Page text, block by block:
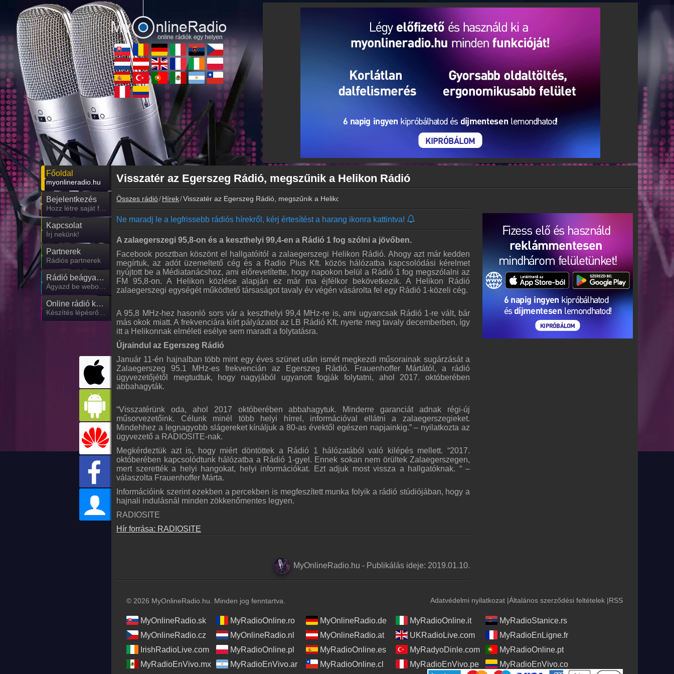
Főoldal
myonlineradio.hu
Bejelentkezés
Kapcsolat
Írj nekünk!
Partnerek
Rádiós partnerek
Rádió beágyazás
Online rádió készítés
Visszatér az Egerszeg Rádió, megszűnik a Helikon Rádió
Összes rádió Hírek Visszatér az Egerszeg Rádió, megszűnik a Helikon Rádió
Ne maradj le a legfrissebb rádiós hírekről, kérj értesítést a harang ikonra kattintva!
A zalaegerszegi 95,8-on és a keszthelyi 99,4-en a Rádió 1 fog szólni a jövőben.
Facebook posztban köszönt el hallgatóitól a zalaegerszegi Helikon Rádió. Ahogy azt már kedden
megírtuk, az adót üzemeltető cég és a Radio Plus Kft. közös hálózatba kapcsolódási kérelmet
nyújtott be a Médiatanácshoz, ami előrevetítette, hogy napokon belül a Rádió 1 fog megszólalni az
FM 95,8-on. A Helikon közlése alapján ez már ma éjfélkor bekövetkezik. A Helikon Rádió
zalaegerszegi egységét működtető társaságot tavaly év végén vásárolta fel egy Rádió 1-közeli cég.
A 95,8 MHz-hez hasonló sors vár a keszthelyi 99,4 MHz-re is, ami ugyancsak Rádió 1-re vált, bár
más okok miatt. A frekvenciára kiírt pályázatot az LB Rádió Kft. nyerte meg tavaly decemberben, így
itt a Helikonnak elméleti esélye sem maradt a folytatásra.
Újraindul az Egerszeg Rádió
Január 11-én hajnalban több mint egy éves szünet után ismét megkezdi műsorainak sugárzását a
Zalaegerszeg 95.1 MHz-es frekvencián az Egerszeg Rádió. Frauenhoffer Mártától, a rádió
ügyvezetőjétől megtudtuk, hogy nagyjából ugyanott fogják folytatni, ahol 2017. októberében
abbahagyták.
“Visszatérünk oda, ahol 2017 októberében abbahagytuk. Minderre garanciát adnak régi-új
műsorvezetőink. Célunk minél több helyi hírrel, információval ellátni a zalaegerszegieket.
Mindehhez a legnagyobb slágereket kínáljuk a 80-as évektől egészen napjainkig.” – nyilatkozta az
ügyvezető a RADIOSITE-nak.
Megkérdeztük azt is, hogy miért döntöttek a Rádió 1 hálózatából való kilépés mellett. “2017.
októberében kapcsolódtunk hálózatba a Rádió 1-gyel. Ennek sokan nem örültek Zalaegerszegen,
mert szerették a helyi hangokat, helyi információkat. Ezt adjuk most vissza a hallgatóknak. “ –
válaszolta Frauenhoffer Márta.
Információink szerint ezekben a percekben is megfeszített munka folyik a rádió stúdiójában, hogy a
hajnali indulásnál minden zökkenőmentes legyen.
RADIOSITE
Hír forrása: RADIOSITE
MyOnlineRadio.hu - Publikálás ideje: 2019.01.10.
© 2026 MyOnlineRadio.hu. Minden jog fenntartva. Adatvédelmi nyilatkozat |Általános szerződési feltételek |RSS
MyOnlineRadio.sk MyRadioOnline.ro MyOnlineRadio.de MyRadioOnline.it
MyRadioStanice.rs
MyOnlineRadio.cz
MyOnlineRadio.nl MyOnlineRadio.at UKRadioLive.com
MyRadioEnLigne.fr
IrishRadioLive.com
MyRadioOnline.pl MyRadioOnline.es MyRadyoDinle.com
MyRadioOnline.pt
MyRadioEnVivo.mx
MyRadioEnVivo.ar MyRadioOnline.cl MyRadioEnVivo.pe MyRadioEnVivo.co